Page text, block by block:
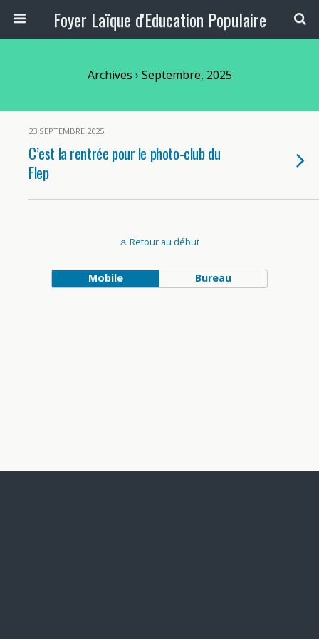
Foyer Laïque d'Education Populaire
Archives › Septembre, 2025
23 SEPTEMBRE 2025
C’est la rentrée pour le photo-club du
Flep
Retour au début
Mobile Bureau